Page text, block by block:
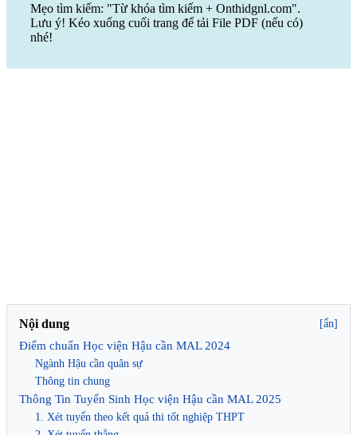
Mẹo tìm kiếm: "Từ khóa tìm kiếm + Onthidgnl.com".
Lưu ý! Kéo xuống cuối trang để tải File PDF (nếu có)
nhé!
Nội dung [ẩn]
Điểm chuẩn Học viện Hậu cần MAL 2024
Ngành Hậu cần quân sự
Thông tin chung
Thông Tin Tuyển Sinh Học viện Hậu cần MAL 2025
1. Xét tuyển theo kết quả thi tốt nghiệp THPT